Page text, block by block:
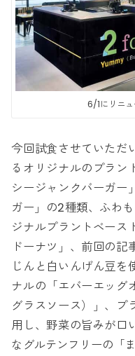
6/1にリニ
今回試食させていただ
るオリジナルのプラン
シージャンクバーガー
ガー」の2種類、ふわ
ジナルプラントベース
ドーナツ」、前回の
じんと白いんげん豆を
ナルの「エバーエッグ
グラスソース）」、プ
用し、野菜の旨みが口
なグルテンフリーの「